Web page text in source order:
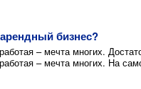
бизнес?
– мечта многих.
– мечта многих. На